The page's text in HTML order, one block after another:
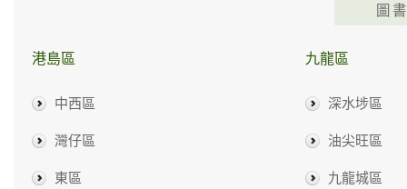
圖
港島區
中西區
灣仔區
東區
九龍區
深水埗區
油尖旺區
九龍城區